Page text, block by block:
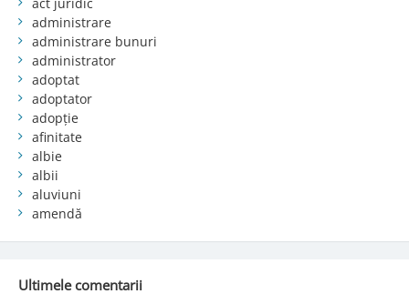
administrare
administrare bunuri
administrator
adoptat
adoptator
adopție
afinitate
albie
albii
aluviuni
amendă
Ultimele comentarii